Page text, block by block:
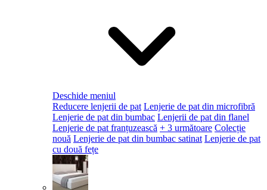
Deschide meniul
Reducere lenjerii de pat Lenjerie de pat din microfibră
Lenjerie de pat din bumbac Lenjerii de pat din flanel
Lenjerie de pat franțuzească + 3 următoare Colecție
nouă Lenjerie de pat din bumbac satinat Lenjerie de pat
cu două fețe